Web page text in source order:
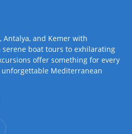
Antalya, and Kemer with
boat tours to exhilarating
offer something for every
Mediterranean